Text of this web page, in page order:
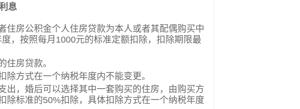
息
房公积金个人住房贷款为本人或者其配偶购买中
，按照每月1000元的标准定额扣除，扣除期限最
房贷款。
方式在一个纳税年度内不能变更。
，婚后可以选择其中一套购买的住房，由购买方
除标准的50%扣除，具体扣除方式在一个纳税年度